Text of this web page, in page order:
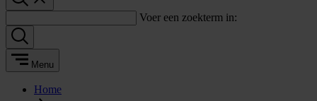
Voer een zoekterm in:
Menu
Home